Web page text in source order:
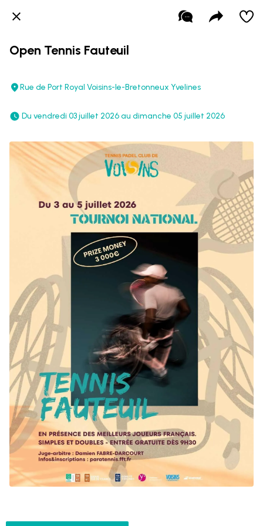
Open Tennis Fauteuil
Rue de Port Royal Voisins-le-Bretonneux Yvelines
Du vendredi 03 juillet 2026 au dimanche 05 juillet 2026